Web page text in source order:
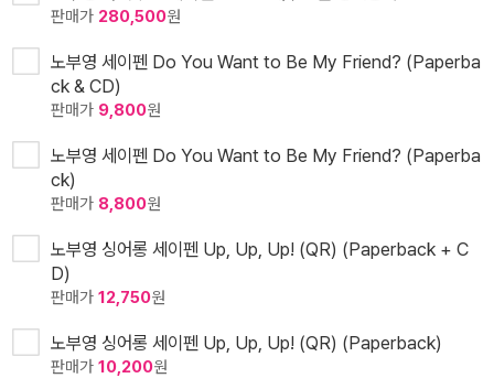
판매가 280,500원
노부영 세이펜 Do You Want to Be My Friend? (Paperba
ck & CD)
판매가 9,800원
노부영 세이펜 Do You Want to Be My Friend? (Paperba
ck)
판매가 8,800원
노부영 싱어롱 세이펜 Up, Up, Up! (QR) (Paperback + C
D)
판매가 12,750원
노부영 싱어롱 세이펜 Up, Up, Up! (QR) (Paperback)
판매가 10,200원